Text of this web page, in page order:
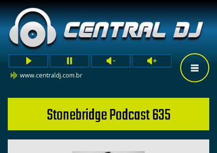
www.centraldj.com.br
Stonebridge Podcast 635